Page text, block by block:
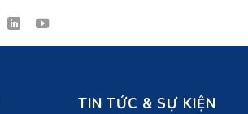
TIN TỨC & SỰ KIỆN